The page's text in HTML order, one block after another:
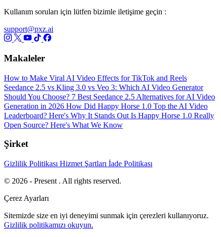
Kullanım soruları için lütfen bizimle iletişime geçin :
support@pxz.ai
Makaleler
How to Make Viral AI Video Effects for TikTok and Reels
Seedance 2.5 vs Kling 3.0 vs Veo 3: Which AI Video Generator
Should You Choose? 7 Best Seedance 2.5 Alternatives for AI Video
Generation in 2026 How Did Happy Horse 1.0 Top the AI Video
Leaderboard? Here's Why It Stands Out Is Happy Horse 1.0 Really
Open Source? Here's What We Know
Şirket
Gizlilik Politikası Hizmet Şartları İade Politikası
© 2026 - Present . All rights reserved.
Çerez Ayarları
Sitemizde size en iyi deneyimi sunmak için çerezleri kullanıyoruz.
Gizlilik politikamızı okuyun.